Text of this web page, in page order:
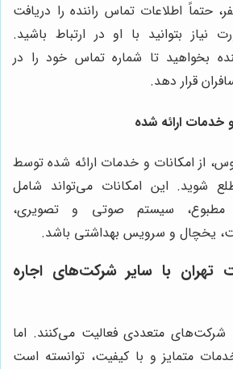
حتماً اطلاعات تماس راننده را دریافت
نیاز بتوانید با او در ارتباط باشید.
بخواهید تا شماره تماس خود را در
قرار دهد.
خدمات ارائه شده
از امکانات و خدمات ارائه شده توسط
شوید. این امکانات می‌تواند شامل
مطبوع، سیستم صوتی و تصویری،
یخچال و سرویس بهداشتی باشد.
تهران با سایر شرکت‌های اجاره
شرکت‌های متعددی فعالیت می‌کنند. اما
خدمات متمایز و با کیفیت، توانسته است